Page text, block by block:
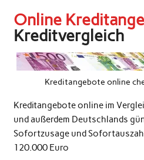
Online
Kreditvergleich
Kreditangebote online
Kreditangebote online im
und außerdem Deutschlands
Sofortzusage und
120.000 Euro